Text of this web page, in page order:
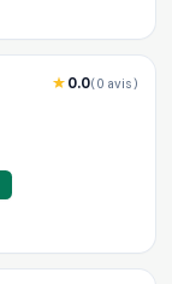
0.0(0 avis)